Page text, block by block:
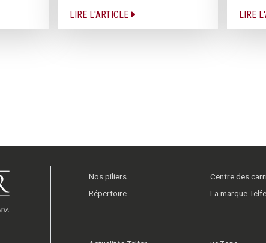
LIRE L'ARTICLE LIRE
Nos piliers
Répertoire
Centre des
La marque